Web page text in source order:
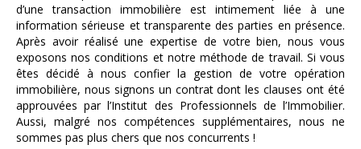
d’une transaction immobilière est intimement liée à une
information sérieuse et transparente des parties en présence.
Après avoir réalisé une expertise de votre bien, nous vous
exposons nos conditions et notre méthode de travail. Si vous
êtes décidé à nous confier la gestion de votre opération
immobilière, nous signons un contrat dont les clauses ont été
approuvées par l’Institut des Professionnels de l’Immobilier.
Aussi, malgré nos compétences supplémentaires, nous ne
sommes pas plus chers que nos concurrents !